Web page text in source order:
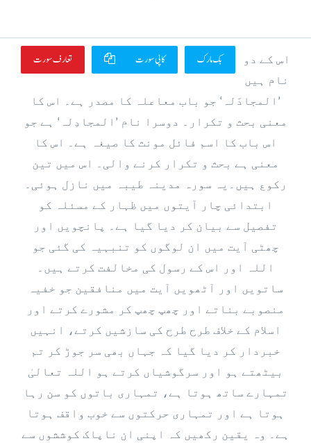
تعارف سورت کاپی سورت بک مارک
اس کے دو
نام ہیں
’المجادَلہ‘ جو باب معاعلہ کا مصدر ہے۔ اس کا
معنی بحث و تکرار۔ دوسرا نام ’المجادِلہ‘ ہے جو
اس باب کا اسم فائل مونث کا صیغہ ہے۔ اس کا
معنی ہے بحث و تکرار کرنے والی۔ اس میں تین
رکوع ہیں۔یہ سورہ مدینہ طیبہ میں نازل ہوئی۔
ابتدائی چار آیتوں میں ظہار کے مسئلہ کو
تفصیل سے بیان کر دیا گیا ہے۔ پانچویں اور
چھٹی آیت میں ان لوگوں کو تنبہیہ کی گئی جو
اللہ اور اس کے رسول کی مخالفت کرتے ہیں۔
ساتویں اور آٹھویں آیت میں منافقین جو خفیہ
منصوبے بناتے اور چھپ چھپ کر مشورے کرتے اور
اسلام کے خلاف طرح طرح کی سازشیں کرتے، انہیں
خبردار کر دیا گیا کہ جہاں بھی سر جوڑ کر تم
بیٹھتے ہو اور سرگوشیاں کرتے ہو اللہ تعالیٰ
تمہارے ساتھ ہوتا ہے، تمہاری باتوں کو سن رہا
ہوتا ہے اور تمہاری حرکتوں سے خوب واقف ہوتا
ہے۔ وہ یقین رکھیں کہ اپنی ان ناپاک کوششوں سے